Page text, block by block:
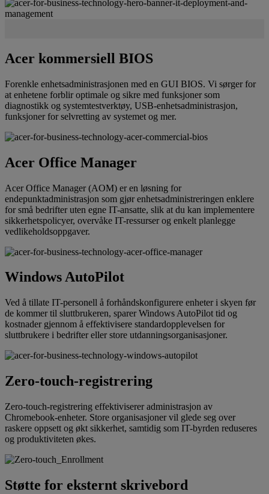
Acer kommersiell BIOS
Forenkle enhetsadministrasjonen med en GUI BIOS. Vi sørger for
at enhetene forblir optimale og sikre med funksjoner som
diagnostikk og systemtestverktøy, USB-enhetsadministrasjon,
funksjoner for selvretting av systemet og mer.
Acer Office Manager
Acer Office Manager (AOM) er en løsning for
endepunktadministrasjon som gjør enhetsadministreringen enklere
for små bedrifter uten egne IT-ansatte, slik at du kan implementere
sikkerhetspolicyer, overvåke IT-ressurser og enkelt planlegge
vedlikeholdsoppgaver.
Windows AutoPilot
Ved å tillate IT-personell å forhåndskonfigurere enheter i skyen før
de kommer til sluttbrukeren, sparer Windows AutoPilot tid og
kostnader gjennom å effektivisere standardopplevelsen for
sluttbrukere i bedrifter eller store utdanningsorganisasjoner.
Zero-touch-registrering
Zero-touch-registrering effektiviserer administrasjon av
Chromebook-enheter. Store organisasjoner vil glede seg over
raskere oppsett og økt sikkerhet, samtidig som IT-byrden reduseres
og produktiviteten økes.
Støtte for eksternt skrivebord